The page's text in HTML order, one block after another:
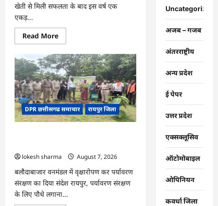
खेती से मिली सफलता के बाद इस वर्ष एक
एकड़...
Read MoreRead
more
CG
:
धान
के
साथ
अदरक
की
खेती
ने
बदली
किसान
से
लाखों
का
मुनाफा
DPR छत्तीसगढ समाचार रायपुर जिला
lokesh sharma
August 7, 2026
बलौदाबाजार वनमंडल में वृक्षारोपण कर पर्यावरण
संरक्षण का दिया संदेश रायपुर, पर्यावरण संरक्षण
के लिए पौधे लगाना...
Uncategorized
अजब – गजब
अंतरराष्ट्रीय
अन्य प्रदेश
ई पेपर
उत्तर प्रदेश
एक्सक्लूसिव
ऑटोमोबाइल
ओपिनियन
कवर्धा जिला